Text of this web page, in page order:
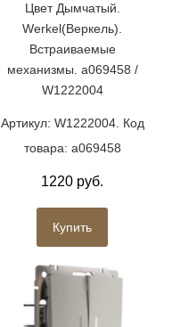
Цвет Дымчатый.
Werkel(Веркель).
Встраиваемые
механизмы. a069458 /
W1222004
Артикул: W1222004. Код
товара: a069458
1220 руб.
Купить